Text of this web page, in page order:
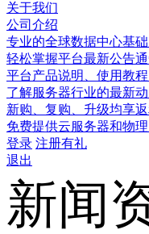
关于我们
公司介绍
专业的全球数据中心基
轻松掌握平台最新公告
平台产品说明、使用教
了解服务器行业的最新
新购、复购、升级均享
免费提供云服务器和物
登录 注册有礼
退出
新闻